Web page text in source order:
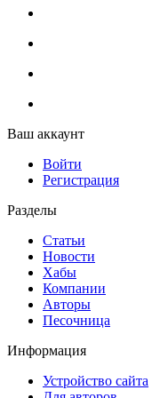
Ваш аккаунт
Войти
Регистрация
Разделы
Статьи
Новости
Хабы
Компании
Авторы
Песочница
Информация
Устройство сайта